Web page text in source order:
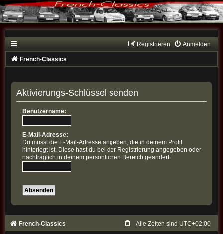
Anmelden
Registrieren
French-Classics
Aktivierungs-Schlüssel senden
Benutzername:
E-Mail-Adresse:
Du musst die E-Mail-Adresse angeben, die in deinem Profil
hinterlegt ist. Diese hast du bei der Registrierung angegeben oder
nachträglich in deinem persönlichen Bereich geändert.
French-Classics Alle Zeiten sind UTC+02:00